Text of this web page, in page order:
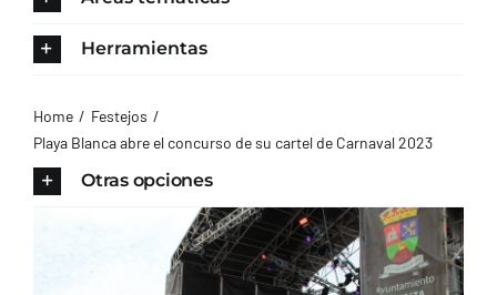
AYUNTAMIENTO
TURISMO
Herramientas
Home
Festejos
Playa Blanca abre el concurso de su cartel de Carnaval 2023
Otras opciones